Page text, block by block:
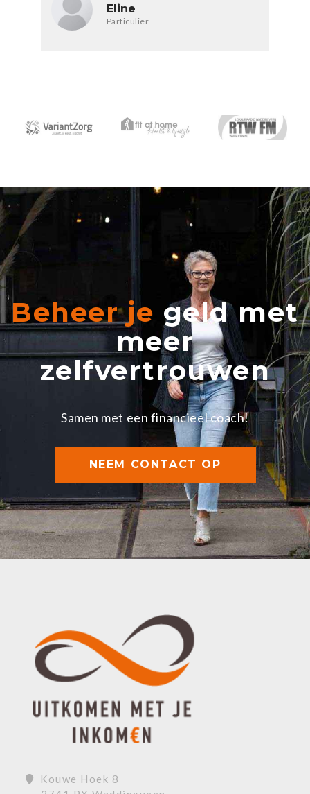
Eline
Particulier
Beheer je geld met
meer
zelfvertrouwen
Samen met een financieel coach!
NEEM CONTACT OP
Kouwe Hoek 8